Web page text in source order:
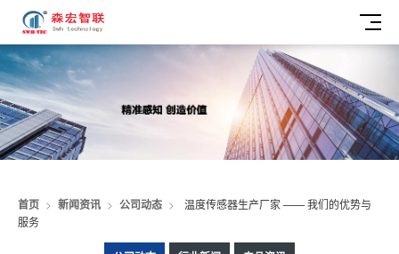
首页 > 新闻资讯 > 公司动态 >
温度传感器生产厂家 —— 我们的优势与
服务